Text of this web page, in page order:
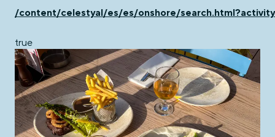
/content/celestyal/es/es/onshore/
true